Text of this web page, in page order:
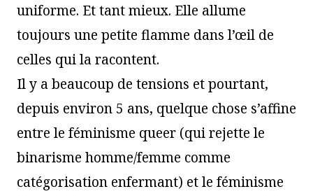
uniforme. Et tant mieux. Elle allume
toujours une petite flamme dans l’œil de
celles qui la racontent.
Il y a beaucoup de tensions et pourtant,
depuis environ 5 ans, quelque chose s’affine
entre le féminisme queer (qui rejette le
binarisme homme/femme comme
catégorisation enfermant) et le féminisme